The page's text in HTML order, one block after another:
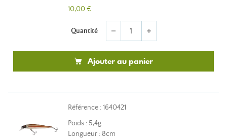
10,00 €
Quantité remove add
Ajouter au panier
Référence : 1640421
Poids : 5,4g
Longueur : 8cm